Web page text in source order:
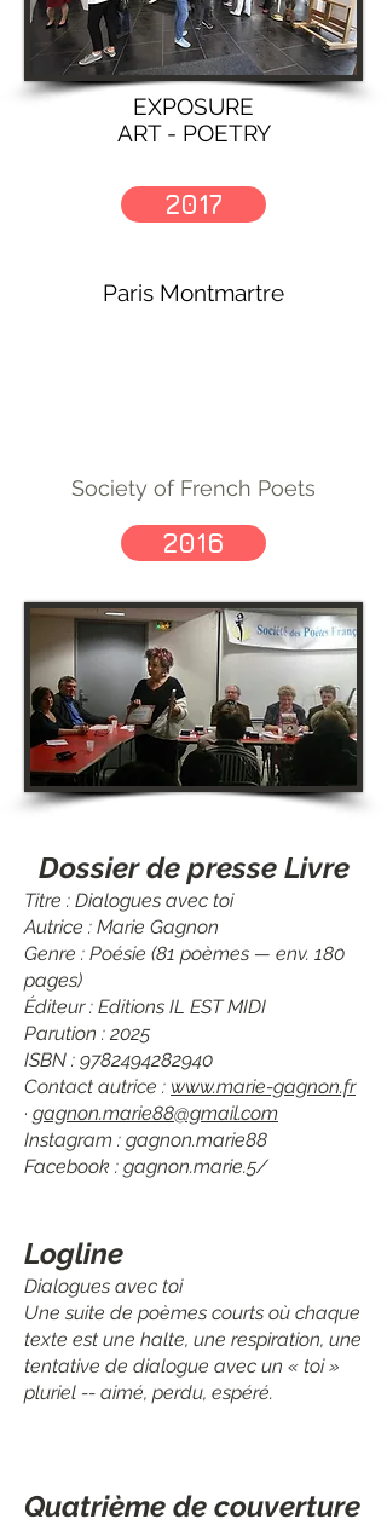
EXPOSURE
ART - POETRY
Paris Montmartre
2017
Society of French Poets
2016
Dossier de presse Livre
Titre : Dialogues avec toi
Autrice : Marie Gagnon
Genre : Poésie (81 poèmes — env. 180
pages)
Éditeur : Editions IL EST MIDI
Parution : 2025
ISBN : 9782494282940
Contact autrice : www.marie-gagnon.fr
· gagnon.marie88@gmail.com
Instagram : gagnon.marie88
Facebook : gagnon.marie.5/
Logline
Dialogues avec toi
Une suite de poèmes courts où chaque
texte est une halte, une respiration, une
tentative de dialogue avec un « toi »
pluriel -- aimé, perdu, espéré.
Quatrième de couverture